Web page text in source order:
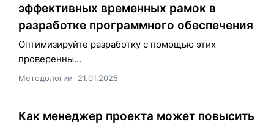
эффективных временных рамок в
разработке программного обеспечения
Оптимизируйте разработку с помощью этих
проверенны...
Методологии 21.01.2025
Как менеджер проекта может повысить